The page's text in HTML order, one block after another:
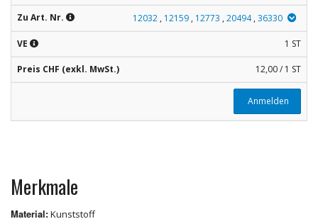
Zu Art. Nr. 12032 , 12159 , 12773 , 20494, 36330
VE 1 ST
Preis CHF (exkl. MwSt.) 12,00 / 1 ST
Anmelden
Merkmale
Material:Kunststoff